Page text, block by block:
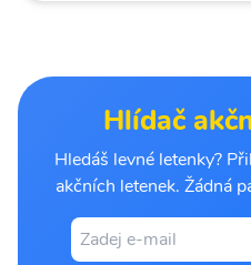
Hlídač
Hledáš levné letenky?
akčních letenek. Žádná